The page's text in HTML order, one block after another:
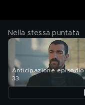
Nella stessa puntata
Anticipazione episodio
33